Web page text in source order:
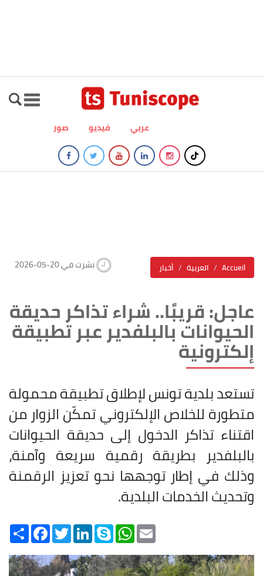
صور فيديو عربي
أخبار العربية Accueil 2026-05-20 نشرت في
عاجل: قريبًا.. شراء تذاكر حديقة
الحيوانات بالبلفدير عبر تطبيقة
إلكترونية
تستعد بلدية تونس لإطلاق تطبيقة محمولة
متطورة للخلاص الإلكتروني تمكّن الزوار من
اقتناء تذاكر الدخول إلى حديقة الحيوانات
بالبلفدير بطريقة رقمية سريعة وآمنة،
وذلك في إطار توجهها نحو تعزيز الرقمنة
وتحديث الخدمات البلدية.
Share
FacebookTwitterLinkedInSkype
WhatsAppEmail